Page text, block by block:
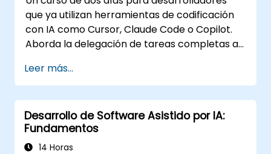
que ya utilizan herramientas de codificación
con IA como Cursor, Claude Code o Copilot.
Aborda la delegación de tareas completas a
personalización (Reglas, AGENTS.md,
Habilidades, MCP, Agentes), la conexión y
creación de servidores MCP, la ejecución de
agentes en paralelo y un flujo de trabajo
agénico estructurado. El material es
independiente de la herramienta. Este curso
Leer más...
Desarrollo de Software Asistido por IA:
Fundamentos
14 Horas